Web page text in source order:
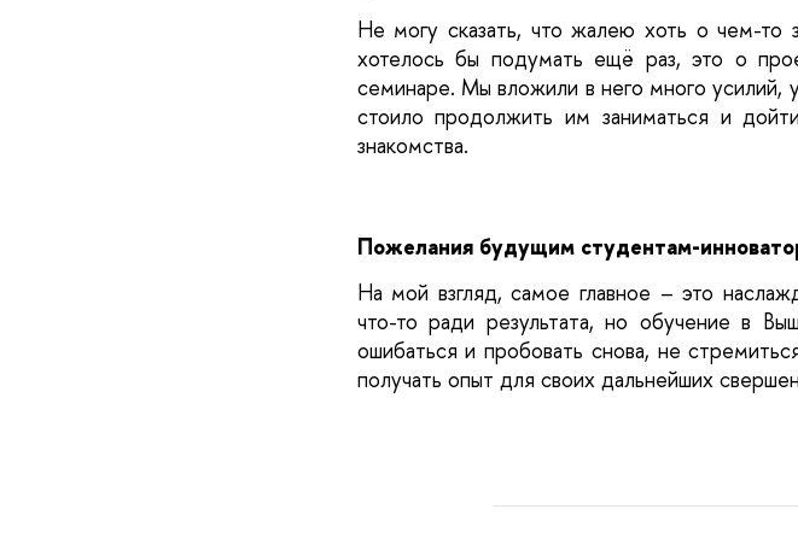
Не могу сказать, что жалею хоть о чем-то
хотелось бы подумать ещё раз, это о
семинаре. Мы вложили в него много усилий,
стоило продолжить им заниматься и
знакомства.
Пожелания будущим студентам-
На мой взгляд, самое главное – это
что-то ради результата, но обучение в
ошибаться и пробовать снова, не
получать опыт для своих дальнейших